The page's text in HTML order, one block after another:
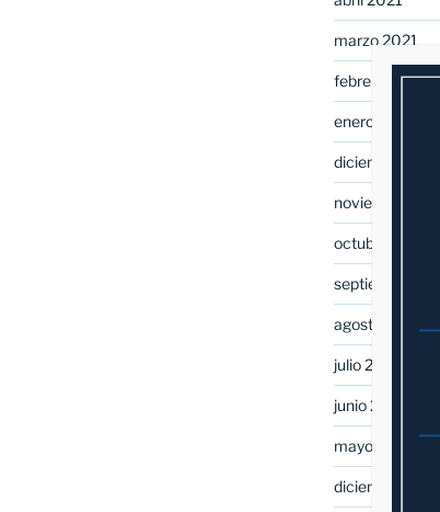
marzo 2021
febrero 2021
enero 2021
diciembre 2020
noviembre
octubre 2020
septiembre
agosto 2020
julio 2020
junio 2020
mayo 2020
diciembre 2019